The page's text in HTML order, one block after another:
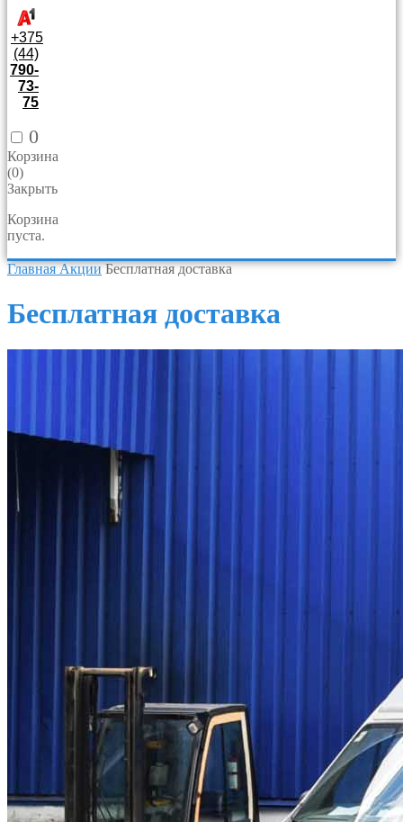
+375
(44)
790-
73-
75
0
Корзина
(0)
Закрыть
Корзина
пуста.
ГлавнаяАкции Бесплатная доставка
Бесплатная доставка